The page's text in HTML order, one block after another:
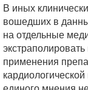
В иных
вошедших в
на отдельные
применения